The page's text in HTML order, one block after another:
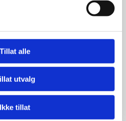
Tillat alle
utvalg
Ikke tillat